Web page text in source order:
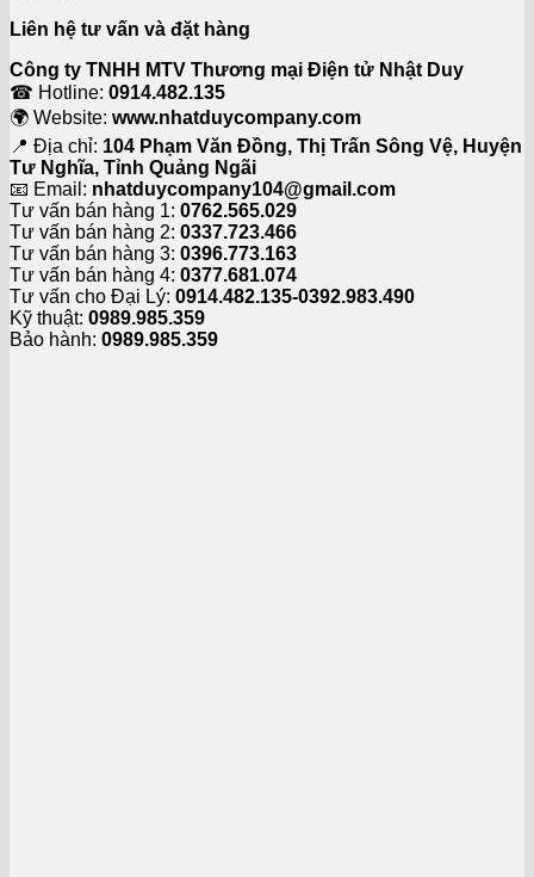
Liên hệ tư vấn và đặt hàng
Công ty TNHH MTV Thương mại Điện tử Nhật Duy
☎ Hotline: 0914.482.135
🌍 Website: www.nhatduycompany.com
📍 Địa chỉ: 104 Phạm Văn Đồng, Thị Trấn Sông Vệ, Huyện
Tư Nghĩa, Tỉnh Quảng Ngãi
📧 Email: nhatduycompany104@gmail.com
Tư vấn bán hàng 1: 0762.565.029
Tư vấn bán hàng 2: 0337.723.466
Tư vấn bán hàng 3: 0396.773.163
Tư vấn bán hàng 4: 0377.681.074
Tư vấn cho Đại Lý: 0914.482.135-0392.983.490
Kỹ thuật: 0989.985.359
Bảo hành: 0989.985.359